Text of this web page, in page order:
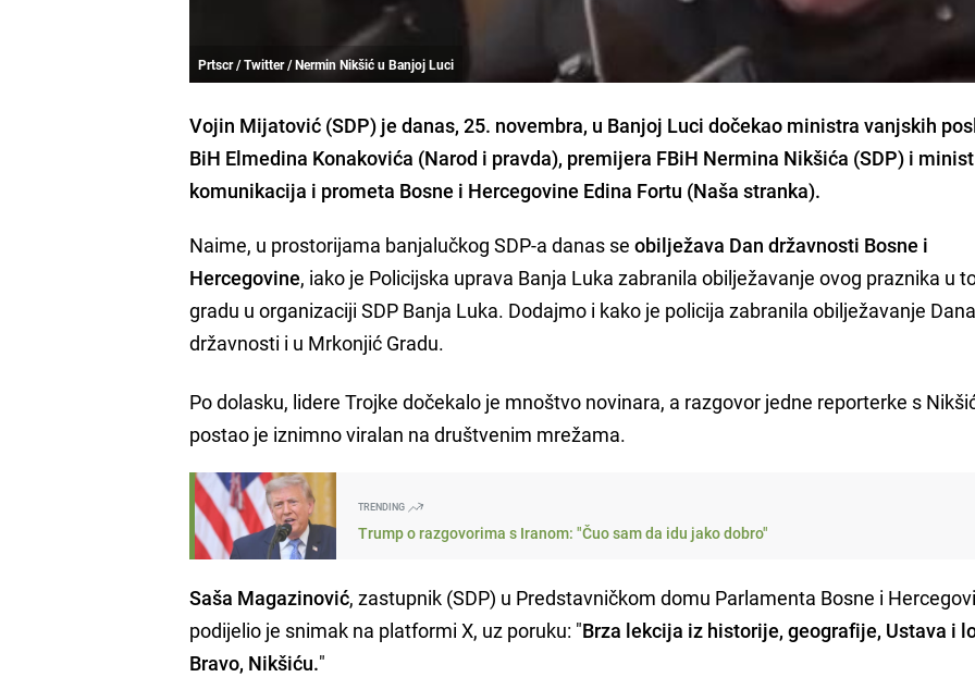
Prtscr / Twitter / Nermin Nikšić u Banjoj Luci
Vojin Mijatović (SDP) je danas, 25. novembra, u Banjoj Luci dočekao ministra vanjskih
BiH Elmedina Konakovića (Narod i pravda), premijera FBiH Nermina Nikšića (SDP) i
komunikacija i prometa Bosne i Hercegovine Edina Fortu (Naša stranka).
Naime, u prostorijama banjalučkog SDP-a danas seobilježava Dan državnosti Bosne i
Hercegovine, iako je Policijska uprava Banja Luka zabranila obilježavanje ovog praznika u
gradu u organizaciji SDP Banja Luka. Dodajmo i kako je policija zabranila obilježavanje
državnosti i u Mrkonjić Gradu.
Po dolasku, lidere Trojke dočekalo je mnoštvo novinara, a razgovor jedne reporterke s
postao je iznimno viralan na društvenim mrežama.
TRENDING
Trump o razgovorima s Iranom: "Čuo sam da idu jako dobro"
Saša Magazinović, zastupnik (SDP) u Predstavničkom domu Parlamenta Bosne i
podijelio je snimak na platformi X, uz poruku: "Brza lekcija iz historije, geografije, Ustava i
Bravo, Nikšiću."